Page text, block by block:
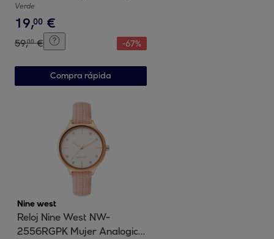
Cuarzo con Correa de Acero
inoxidable
Verde
19,00 €
59,00 € -67%
Compra rápida
Nine west
Reloj Nine West NW-
2556RGPK Mujer Analogico